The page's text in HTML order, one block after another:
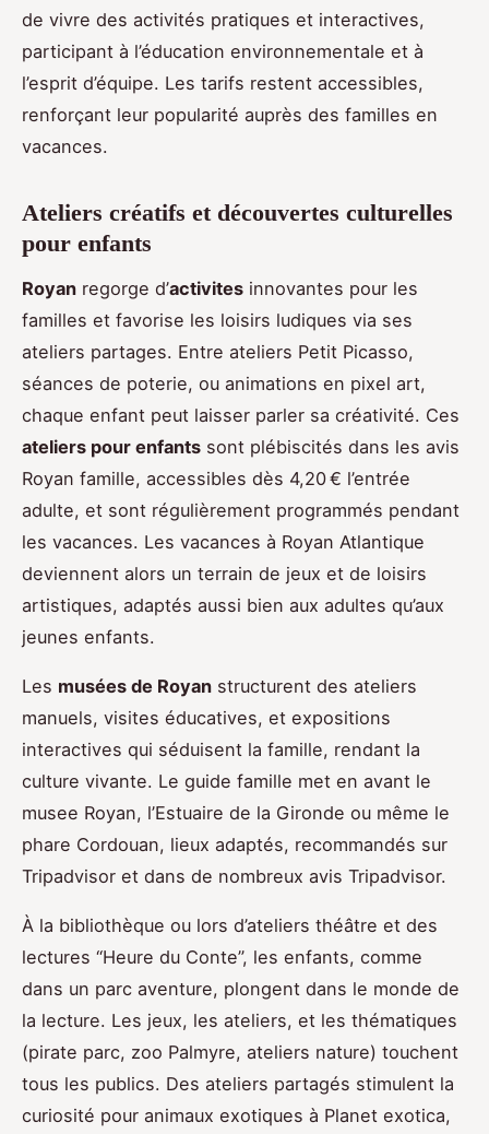
de vivre des activités pratiques et interactives,
participant à l’éducation environnementale et à
l’esprit d’équipe. Les tarifs restent accessibles,
renforçant leur popularité auprès des familles en
vacances.
Ateliers créatifs et découvertes culturelles
pour enfants
Royan regorge d’activites innovantes pour les
familles et favorise les loisirs ludiques via ses
ateliers partages. Entre ateliers Petit Picasso,
séances de poterie, ou animations en pixel art,
chaque enfant peut laisser parler sa créativité. Ces
ateliers pour enfants sont plébiscités dans les avis
Royan famille, accessibles dès 4,20 € l’entrée
adulte, et sont régulièrement programmés pendant
les vacances. Les vacances à Royan Atlantique
deviennent alors un terrain de jeux et de loisirs
artistiques, adaptés aussi bien aux adultes qu’aux
jeunes enfants.
Les musées de Royan structurent des ateliers
manuels, visites éducatives, et expositions
interactives qui séduisent la famille, rendant la
culture vivante. Le guide famille met en avant le
musee Royan, l’Estuaire de la Gironde ou même le
phare Cordouan, lieux adaptés, recommandés sur
Tripadvisor et dans de nombreux avis Tripadvisor.
À la bibliothèque ou lors d’ateliers théâtre et des
lectures “Heure du Conte”, les enfants, comme
dans un parc aventure, plongent dans le monde de
la lecture. Les jeux, les ateliers, et les thématiques
(pirate parc, zoo Palmyre, ateliers nature) touchent
tous les publics. Des ateliers partagés stimulent la
curiosité pour animaux exotiques à Planet exotica,